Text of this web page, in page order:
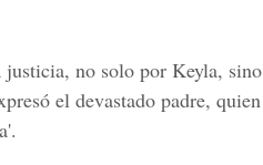
justicia, no solo por Keyla, sino
el devastado padre, quien